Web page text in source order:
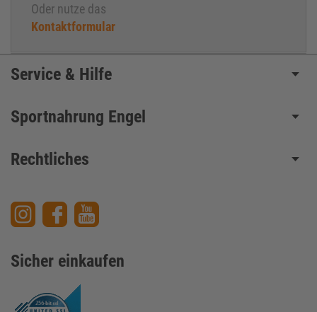
Oder nutze das
Kontaktformular
Service & Hilfe
Sportnahrung Engel
Rechtliches
Sicher einkaufen